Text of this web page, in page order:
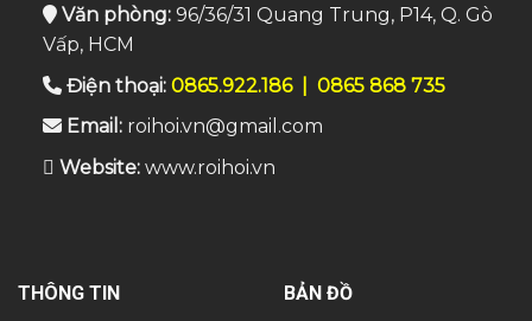
Văn phòng:96/36/31 Quang Trung, P14, Q. Gò
Vấp, HCM
Điện thoại: 0865.922.186| 0865 868 735
Email:roihoi.vn@gmail.com
Website: www.roihoi.vn
THÔNG TIN BẢN ĐỒ